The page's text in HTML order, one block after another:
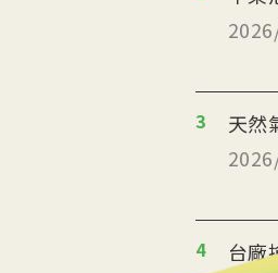
3
天然
4
台廠